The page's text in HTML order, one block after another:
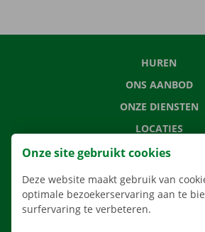
HUREN
ONS AANBOD
ONZE DIENSTEN
LOCATIES
APP
Onze site gebruikt cookies
Deze website maakt gebruik van
optimale bezoekerservaring aan te
surfervaring te verbeteren.